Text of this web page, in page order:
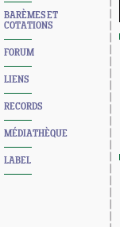
BARÈMES ET
COTATIONS
FORUM
LIENS
RECORDS
MÉDIATHÈQUE
LABEL